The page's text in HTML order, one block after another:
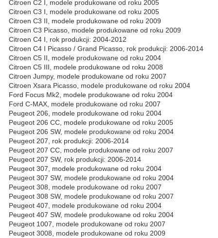
Citroen C2 I, modele produkowane od roku 2005
Citroen C3 I, modele produkowane od roku 2005
Citroen C3 II, modele produkowane od roku 2009
Citroen C3 Picasso, modele produkowane od roku 2009
Citroen C4 I, rok produkcji: 2004-2012
Citroen C4 I Picasso / Grand Picasso, rok produkcji: 2006-2014
Citroen C5 II, modele produkowane od roku 2004
Citroen C5 III, modele produkowane od roku 2008
Citroen Jumpy, modele produkowane od roku 2007
Citroen Xsara Picasso, modele produkowane od roku 2004
Ford Focus Mk2, modele produkowane od roku 2004
Ford C-MAX, modele produkowane od roku 2007
Peugeot 206, modele produkowane od roku 2004
Peugeot 206 CC, modele produkowane od roku 2005
Peugeot 206 SW, modele produkowane od roku 2004
Peugeot 207, rok produkcji: 2006-2014
Peugeot 207 CC, modele produkowane od roku 2007
Peugeot 207 SW, rok produkcji: 2006-2014
Peugeot 307, modele produkowane od roku 2004
Peugeot 307 SW, modele produkowane od roku 2004
Peugeot 308, modele produkowane od roku 2007
Peugeot 308 SW, modele produkowane od roku 2007
Peugeot 407, modele produkowane od roku 2004
Peugeot 407 SW, modele produkowane od roku 2004
Peugeot 1007, modele produkowane od roku 2007
Peugeot 3008, modele produkowane od roku 2009